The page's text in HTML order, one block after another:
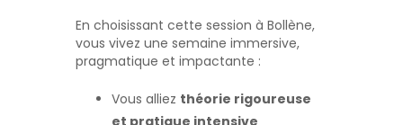
En choisissant cette session à Bollène,
vous vivez une semaine immersive,
pragmatique et impactante :
Vous alliez théorie rigoureuse